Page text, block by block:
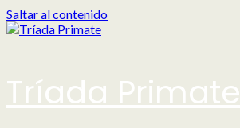
Saltar al contenido
Tríada Primate